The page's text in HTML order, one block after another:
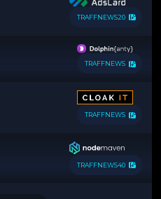
TRAFFNEWS20
TRAFFNEWS
TRAFFNEWS
TRAFFNEWS40